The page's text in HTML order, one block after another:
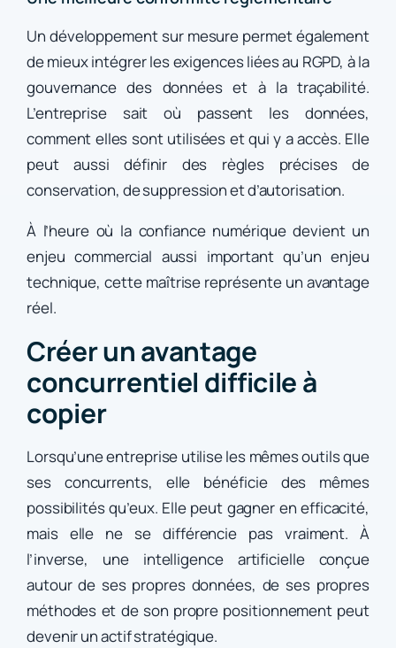
Un développement sur mesure permet également
de mieux intégrer les exigences liées au RGPD, à la
gouvernance des données et à la traçabilité.
L’entreprise sait où passent les données,
comment elles sont utilisées et qui y a accès. Elle
peut aussi définir des règles précises de
conservation, de suppression et d’autorisation.
À l’heure où la confiance numérique devient un
enjeu commercial aussi important qu’un enjeu
technique, cette maîtrise représente un avantage
réel.
Créer un avantage
concurrentiel difficile à
copier
Lorsqu’une entreprise utilise les mêmes outils que
ses concurrents, elle bénéficie des mêmes
possibilités qu’eux. Elle peut gagner en efficacité,
mais elle ne se différencie pas vraiment. À
l’inverse, une intelligence artificielle conçue
autour de ses propres données, de ses propres
méthodes et de son propre positionnement peut
devenir un actif stratégique.